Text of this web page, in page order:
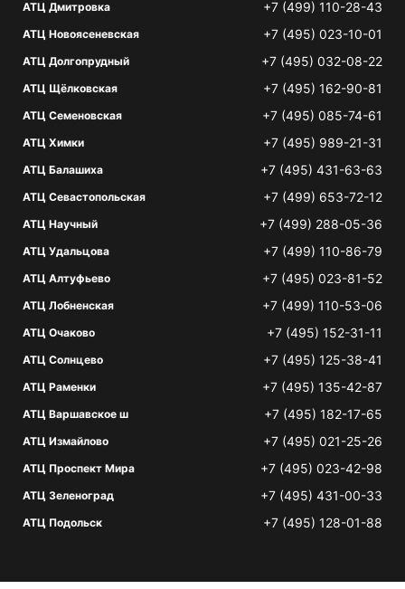
АТЦ Дмитровка +7 (499) 110-28-43
АТЦ Новоясеневская +7 (495) 023-10-01
АТЦ Долгопрудный +7 (495) 032-08-22
АТЦ Щёлковская +7 (495) 162-90-81
АТЦ Семеновская +7 (495) 085-74-61
АТЦ Химки +7 (495) 989-21-31
АТЦ Балашиха +7 (495) 431-63-63
АТЦ Севастопольская +7 (499) 653-72-12
АТЦ Научный +7 (499) 288-05-36
АТЦ Удальцова +7 (499) 110-86-79
АТЦ Алтуфьево +7 (495) 023-81-52
АТЦ Лобненская +7 (499) 110-53-06
АТЦ Очаково +7 (495) 152-31-11
АТЦ Солнцево +7 (495) 125-38-41
АТЦ Раменки +7 (495) 135-42-87
АТЦ Варшавское ш +7 (495) 182-17-65
АТЦ Измайлово +7 (495) 021-25-26
АТЦ Проспект Мира +7 (495) 023-42-98
АТЦ Зеленоград +7 (495) 431-00-33
АТЦ Подольск +7 (495) 128-01-88